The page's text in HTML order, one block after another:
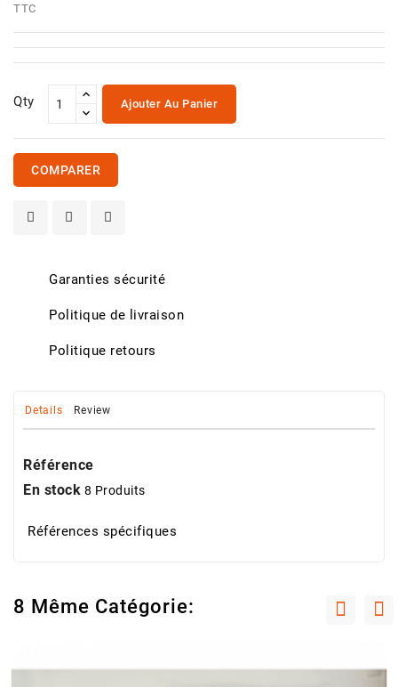
TTC
Qty Ajouter Au Panier
COMPARER
Garanties sécurité
Politique de livraison
Politique retours
Details Review
Référence
En stock 8 Produits
Références spécifiques
8 Même Catégorie: